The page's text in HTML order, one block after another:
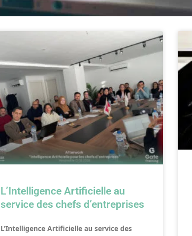
L’Intelligence Artificielle au
service des chefs d’entreprises
L’Intelligence Artificielle au service des